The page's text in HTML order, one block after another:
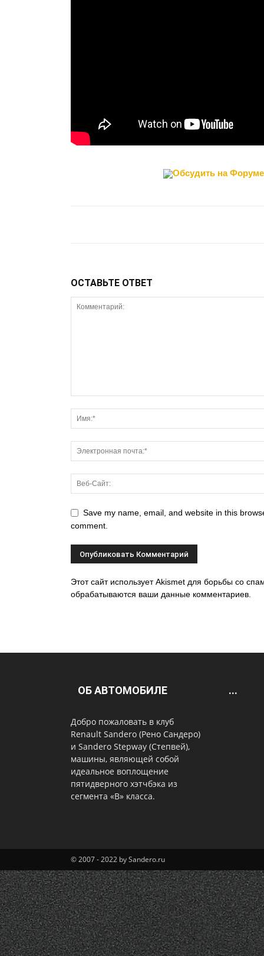
Обсудить на Форуме
ОСТАВЬТЕ ОТВЕТ
Save my name, email, and website in this
comment.
Этот сайт использует Akismet для борьбы со
обрабатываются ваши данные комментариев.
ОБ АВТОМОБИЛЕ
Добро пожаловать в клуб
Renault Sandero (Рено Сандеро)
и Sandero Stepway (Степвей),
машины, являющей собой
идеальное воплощение
пятидверного хэтчбэка из
сегмента «В» класса.
...
© 2007 - 2022 by Sandero.ru